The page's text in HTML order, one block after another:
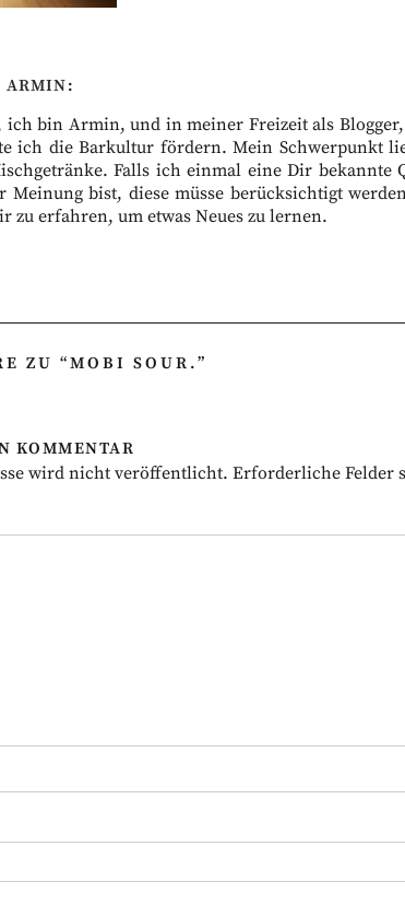
ARMIN
ich bin Armin, und in meiner Freizeit als
ich die Barkultur fördern. Mein Schwerpunkt
Falls ich einmal eine Dir bekannte
Meinung bist, diese müsse berücksichtigt
zu erfahren, um etwas Neues zu lernen.
ZU “MOBI SOUR.”
KOMMENTAR
wird nicht veröffentlicht. Erforderliche Felder